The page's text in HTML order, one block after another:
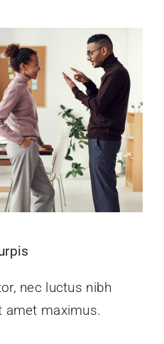
nec luctus nibh
amet maximus.